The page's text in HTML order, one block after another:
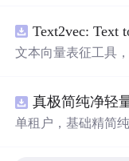
景下的发票 软件架
架) PDF 处理:
内自由选择排版布
量信息和发票监制
印顺序：支持按列
Text2vec: Text
文本向量表征工具
用的特性。
真极简纯净轻
单租户，基础精简